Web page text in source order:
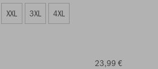
XXL 3XL 4XL
23,99 €